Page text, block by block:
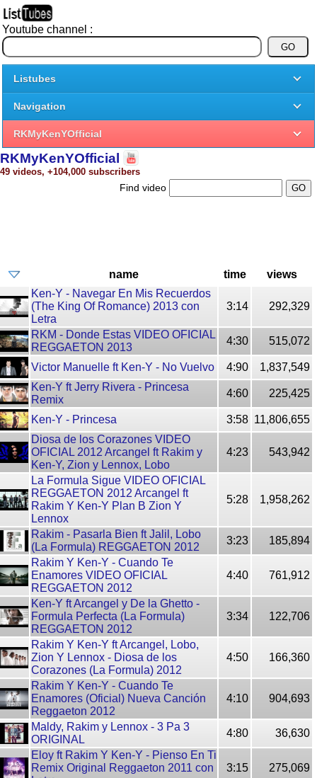
Youtube channel :
Listubes
Navigation
RKMyKenYOfficial
RKMyKenYOfficial
49 videos, +104,000 subscribers
Find video
name time
views
Ken-Y - Navegar En Mis Recuerdos
(The King Of Romance) 2013 con
Letra
3:14 292,329
RKM - Donde Estas VIDEO OFICIAL
REGGAETON 2013
4:30 515,072
Victor Manuelle ft Ken-Y - No Vuelvo 4:90
1,837,549
Ken-Y ft Jerry Rivera - Princesa
Remix
4:60 225,425
Ken-Y - Princesa 3:58 11,806,655
Diosa de los Corazones VIDEO
OFICIAL 2012 Arcangel ft Rakim y
Ken-Y, Zion y Lennox, Lobo
4:23 543,942
La Formula Sigue VIDEO OFICIAL
REGGAETON 2012 Arcangel ft
Rakim Y Ken-Y Plan B Zion Y
Lennox
5:28 1,958,262
Rakim - Pasarla Bien ft Jalil, Lobo
(La Formula) REGGAETON 2012
3:23
185,894
Rakim Y Ken-Y - Cuando Te
Enamores VIDEO OFICIAL
REGGAETON 2012
4:40 761,912
Ken-Y ft Arcangel y De la Ghetto -
Formula Perfecta (La Formula)
REGGAETON 2012
3:34 122,706
Rakim Y Ken-Y ft Arcangel, Lobo,
Zion Y Lennox - Diosa de los
Corazones (La Formula) 2012
4:50 166,360
Rakim Y Ken-Y - Cuando Te
Enamores (Oficial) Nueva Canción
Reggaeton 2012
4:10 904,693
Maldy, Rakim y Lennox - 3 Pa 3
ORIGINAL
4:80
36,630
Eloy ft Rakim Y Ken-Y - Pienso En Ti
Remix Original Reggaeton 2011 con
3:15 275,069